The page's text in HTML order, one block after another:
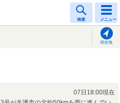
検索 メニュー
現在地
07日18:00現在